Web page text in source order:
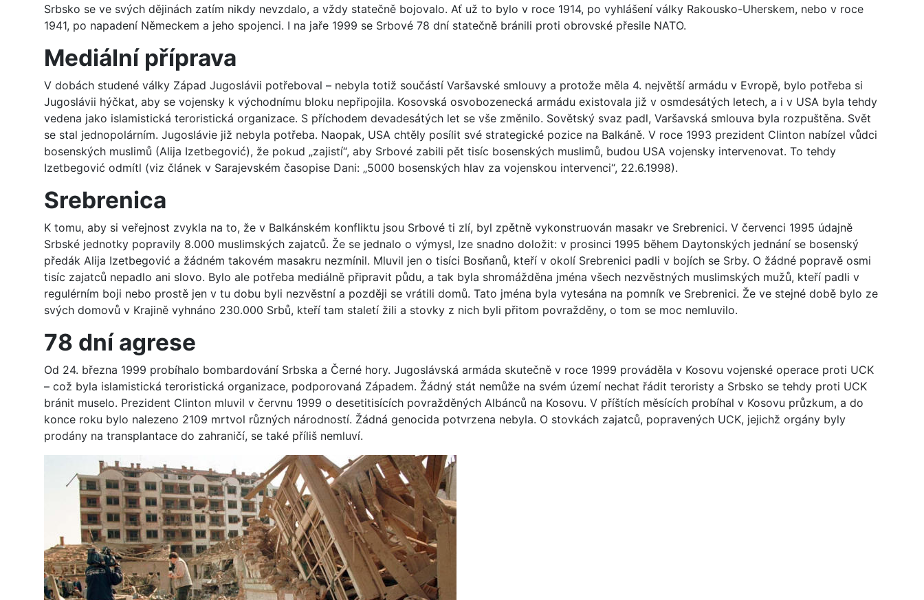
Srbsko se ve svých dějinách zatím nikdy nevzdalo, a vždy statečně bojovalo. Ať už to bylo v roce 1914, po vyhlášení války Rakousko-Uherskem, nebo v roce
1941, po napadení Německem a jeho spojenci. I na jaře 1999 se Srbové 78 dní statečně bránili proti obrovské přesile NATO.
Mediální příprava
V dobách studené války Západ Jugoslávii potřeboval – nebyla totiž součástí Varšavské smlouvy a protože měla 4. největší armádu v Evropě, bylo potřeba si
Jugoslávii hýčkat, aby se vojensky k východnímu bloku nepřipojila. Kosovská osvobozenecká armádu existovala již v osmdesátých letech, a i v USA byla tehdy
vedena jako islamistická teroristická organizace. S příchodem devadesátých let se vše změnilo. Sovětský svaz padl, Varšavská smlouva byla rozpuštěna. Svět
se stal jednopolárním. Jugoslávie již nebyla potřeba. Naopak, USA chtěly posílit své strategické pozice na Balkáně. V roce 1993 prezident Clinton nabízel vůdci
bosenských muslimů (Alija Izetbegović), že pokud „zajistí“, aby Srbové zabili pět tisíc bosenských muslimů, budou USA vojensky intervenovat. To tehdy
Izetbegović odmítl (viz článek v Sarajevském časopise Dani: „5000 bosenských hlav za vojenskou intervenci“, 22.6.1998).
Srebrenica
K tomu, aby si veřejnost zvykla na to, že v Balkánském konfliktu jsou Srbové ti zlí, byl zpětně vykonstruován masakr ve Srebrenici. V červenci 1995 údajně
Srbské jednotky popravily 8.000 muslimských zajatců. Že se jednalo o výmysl, lze snadno doložit: v prosinci 1995 během Daytonských jednání se bosenský
předák Alija Izetbegović a žádném takovém masakru nezmínil. Mluvil jen o tisíci Bosňanů, kteří v okolí Srebrenici padli v bojích se Srby. O žádné popravě osmi
tisíc zajatců nepadlo ani slovo. Bylo ale potřeba mediálně připravit půdu, a tak byla shromážděna jména všech nezvěstných muslimských mužů, kteří padli v
regulérním boji nebo prostě jen v tu dobu byli nezvěstní a později se vrátili domů. Tato jména byla vytesána na pomník ve Srebrenici. Že ve stejné době bylo ze
svých domovů v Krajině vyhnáno 230.000 Srbů, kteří tam staletí žili a stovky z nich byli přitom povražděny, o tom se moc nemluvilo.
78 dní agrese
Od 24. března 1999 probíhalo bombardování Srbska a Černé hory. Jugoslávská armáda skutečně v roce 1999 prováděla v Kosovu vojenské operace proti UCK
– což byla islamistická teroristická organizace, podporovaná Západem. Žádný stát nemůže na svém území nechat řádit teroristy a Srbsko se tehdy proti UCK
bránit muselo. Prezident Clinton mluvil v červnu 1999 o desetitisících povražděných Albánců na Kosovu. V příštích měsících probíhal v Kosovu průzkum, a do
konce roku bylo nalezeno 2109 mrtvol různých národností. Žádná genocida potvrzena nebyla. O stovkách zajatců, popravených UCK, jejichž orgány byly
prodány na transplantace do zahraničí, se také příliš nemluví.